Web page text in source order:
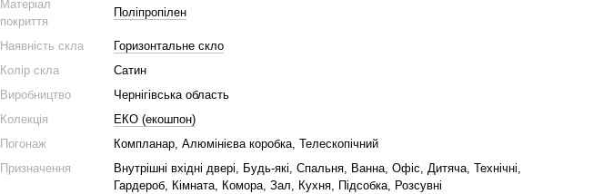
Матеріал
покриття
Поліпропілен
Наявність скла
Горизонтальне скло
Колір скла
Сатин
Виробництво
Чернігівська область
Колекція
ЕКО (екошпон)
Погонаж
Компланар, Алюмінієва коробка, Телескопічний
Призначення
Внутрішні вхідні двері, Будь-які, Спальня, Ванна, Офіс, Дитяча, Технічні,
Гардероб, Кімната, Комора, Зал, Кухня, Підсобка, Розсувні